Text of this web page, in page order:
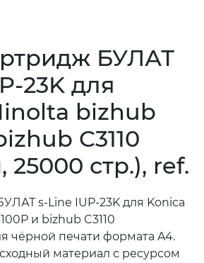
БУЛАТ
23K для
bizhub
C3110
стр.), ref.
s-Line IUP-23K для Konica
и bizhub C3110
чёрной печати формата A4.
материал с ресурсом